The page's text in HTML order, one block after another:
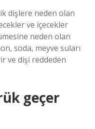
dişlere neden olan
ve içecekler
neden olan
soda, meyve suları
ve dişi reddeden
geçer